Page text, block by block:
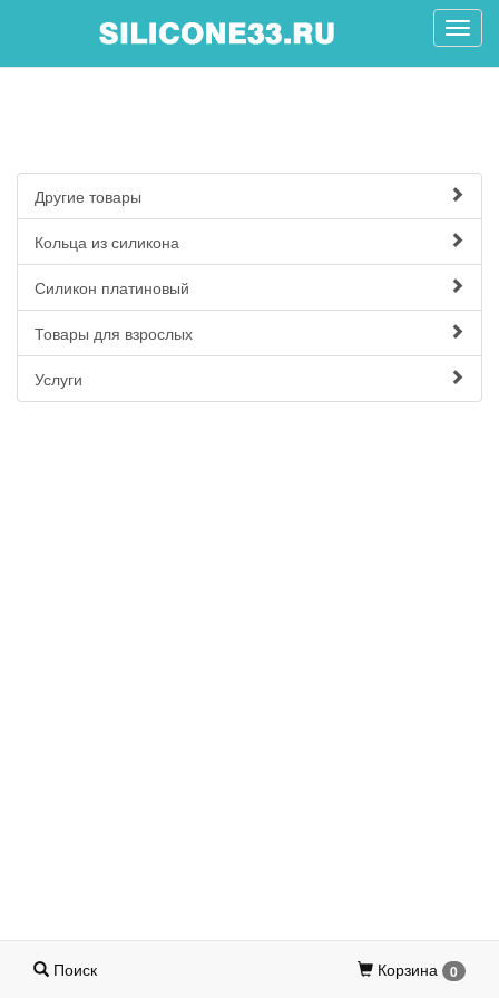
Другие товары
Кольца из силикона
Силикон платиновый
Товары для взрослых
Услуги
Поиск Корзина 0